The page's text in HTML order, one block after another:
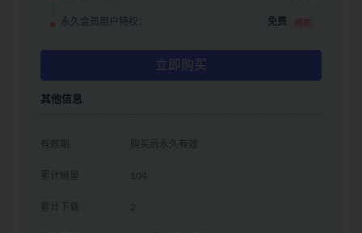
永久会员用户特权： 免费 推荐
立即购买
其他信息
有效期 购买后永久有效
累计销量 104
累计下载 2